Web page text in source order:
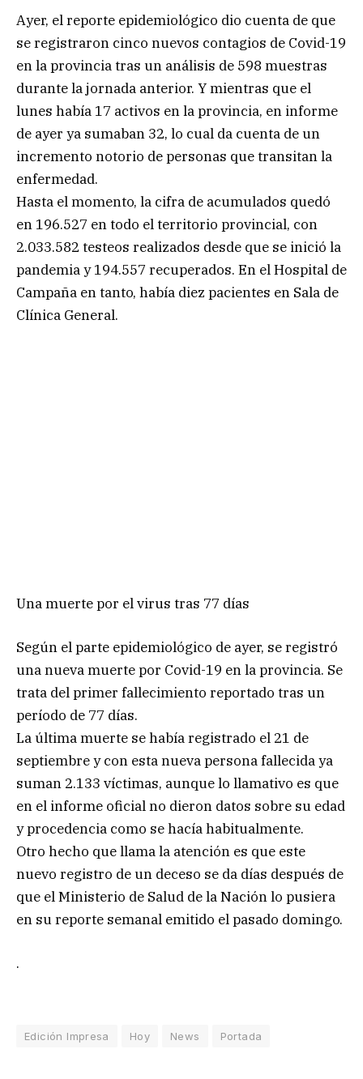
Ayer, el reporte epidemiológico dio cuenta de que
se registraron cinco nuevos contagios de Covid-19
en la provincia tras un análisis de 598 muestras
durante la jornada anterior. Y mientras que el
lunes había 17 activos en la provincia, en informe
de ayer ya sumaban 32, lo cual da cuenta de un
incremento notorio de personas que transitan la
enfermedad.
Hasta el momento, la cifra de acumulados quedó
en 196.527 en todo el territorio provincial, con
2.033.582 testeos realizados desde que se inició la
pandemia y 194.557 recuperados. En el Hospital de
Campaña en tanto, había diez pacientes en Sala de
Clínica General.
Una muerte por el virus tras 77 días
Según el parte epidemiológico de ayer, se registró
una nueva muerte por Covid-19 en la provincia. Se
trata del primer fallecimiento reportado tras un
período de 77 días.
La última muerte se había registrado el 21 de
septiembre y con esta nueva persona fallecida ya
suman 2.133 víctimas, aunque lo llamativo es que
en el informe oficial no dieron datos sobre su edad
y procedencia como se hacía habitualmente.
Otro hecho que llama la atención es que este
nuevo registro de un deceso se da días después de
que el Ministerio de Salud de la Nación lo pusiera
en su reporte semanal emitido el pasado domingo.
.
Edición Impresa Hoy News Portada